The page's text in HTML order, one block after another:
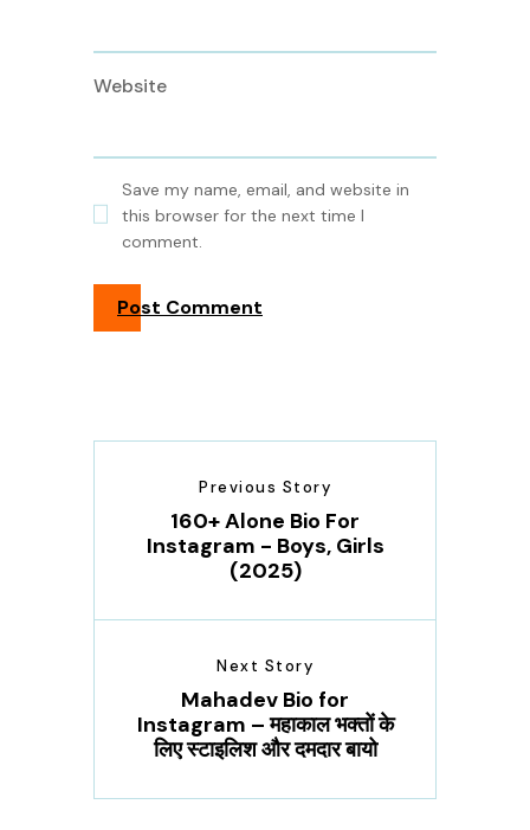
Website
Save my name, email, and website in
this browser for the next time I
comment.
Previous Story
160+ Alone Bio For
Instagram - Boys, Girls
(2025)
Next Story
Mahadev Bio for
Instagram – महाकाल भक्तों के
लिए स्टाइलिश और दमदार बायो